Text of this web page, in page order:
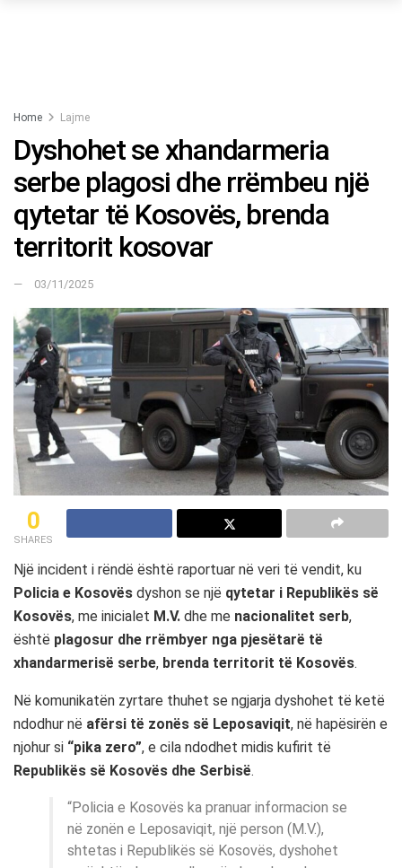
Home Lajme
Dyshohet se xhandarmeria
serbe plagosi dhe rrëmbeu një
qytetar të Kosovës, brenda
territorit kosovar
03/11/2025
0
SHARES
Një incident i rëndë është raportuar në veri të vendit, ku
Policia e Kosovës dyshon se një qytetar i Republikës së
Kosovës, me inicialet M.V. dhe me nacionalitet serb,
është plagosur dhe rrëmbyer nga pjesëtarë të
xhandarmerisë serbe, brenda territorit të Kosovës.
Në komunikatën zyrtare thuhet se ngjarja dyshohet të ketë
ndodhur në afërsi të zonës së Leposaviqit, në hapësirën e
njohur si “pika zero”, e cila ndodhet midis kufirit të
Republikës së Kosovës dhe Serbisë.
“Policia e Kosovës ka pranuar informacion se
në zonën e Leposaviqit, një person (M.V.),
shtetas i Republikës së Kosovës, dyshohet